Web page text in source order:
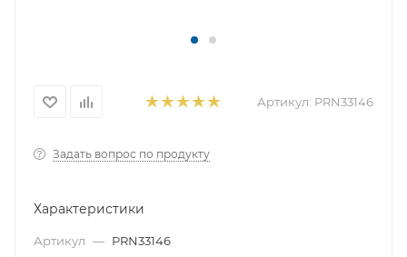
Артикул: PRN33146
Задать вопрос по продукту
Характеристики
Артикул — PRN33146